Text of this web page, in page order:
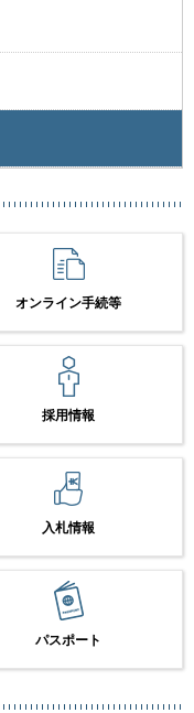
オンライン手続等
採用情報
入札情報
パスポート